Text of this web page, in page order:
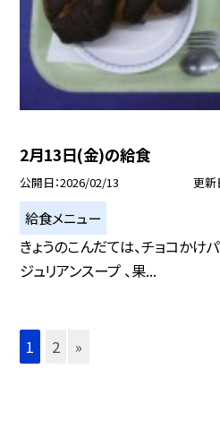
2月13日(金)の給食
公開日 2026/02/13 更新
給食メニュー
きょうのこんだては、チョコかけ
ジュリアンスープ 、果...
1 2 »